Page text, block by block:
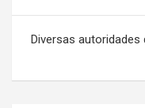
entradas
Diversas